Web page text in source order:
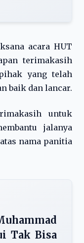
acara HUT
terimakasih
yang telah
baik dan lancar.
untuk
jalanya
nama panitia
Tak Bisa